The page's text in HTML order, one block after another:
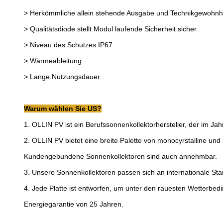
> Herkömmliche allein stehende Ausgabe und
> Qualitätsdiode stellt Modul laufende Sicherheit sicher
> Niveau des Schutzes IP67
> Wärmeableitung
> Lange Nutzungsdauer
Warum wählen Sie US?
1. OLLIN PV ist ein Berufssonnenkollektorhersteller, der im
2. OLLIN PV bietet eine breite Palette von monocyrstalline
Kundengebundene Sonnenkollektoren sind auch annehmbar.
3. Unsere Sonnenkollektoren passen sich an internationale
4. Jede Platte ist entworfen, um unter den rauesten
Energiegarantie von 25 Jahren.